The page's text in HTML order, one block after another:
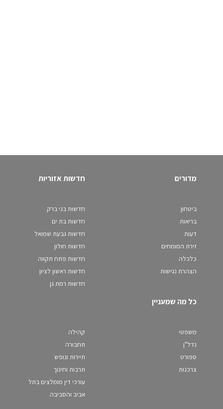
מדורים
ביטחון
בריאות
דעות
זירת המומחים
כלכלה
הצהרת נגישות
חדשות אזוריות
חדשות בני ברק
חדשות בת ים
חדשות גבעת שמואל
חדשות חולון
חדשות פתח תקווה
חדשות ראשון לציון
חדשות רמת גן
כל מה שמעניין
משפטי
נדל"ן
ספורט
צרכנות
קהילה
תחבורה
תיירות ונופש
תרבות וחינוך
עורכי דין מומלצים בתל
אביב והסביבה